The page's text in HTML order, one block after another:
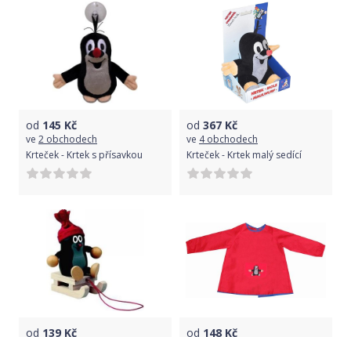
od 145 Kč
ve 2 obchodech
Krteček - Krtek s přísavkou
od 367 Kč
ve 4 obchodech
Krteček - Krtek malý sedící
od 139 Kč od 148 Kč